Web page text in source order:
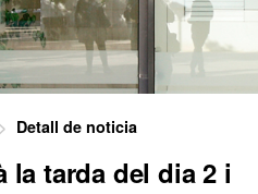
Detall de noticia
la tarda del dia 2 i